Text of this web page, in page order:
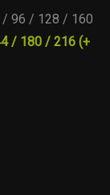
/ 96 / 128 / 160
/ 180 / 216 (+